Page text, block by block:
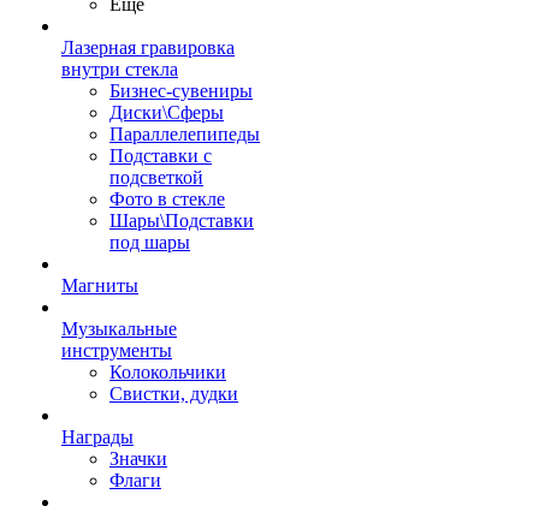
Ещё
Лазерная гравировка
внутри стекла
Бизнес-сувениры
Диски\Сферы
Параллелепипеды
Подставки с
подсветкой
Фото в стекле
Шары\Подставки
под шары
Магниты
Музыкальные
инструменты
Колокольчики
Свистки, дудки
Награды
Значки
Флаги